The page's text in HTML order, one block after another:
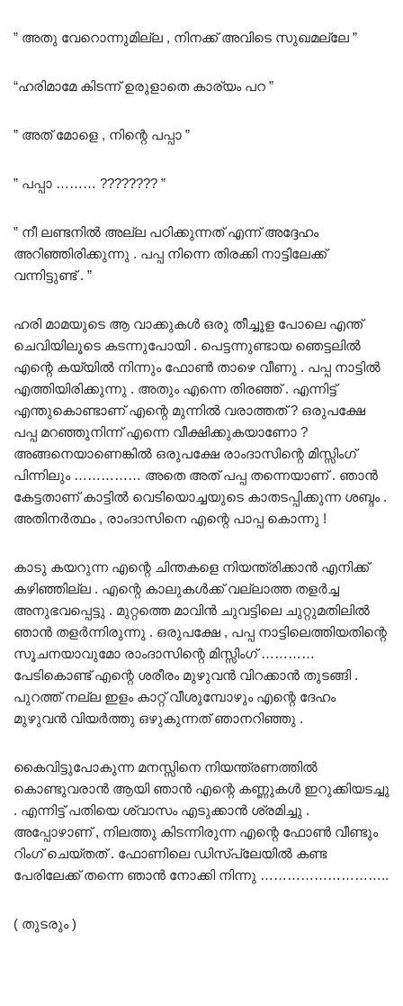
” അതു വേറൊന്നുമില്ല , നിനക്ക് അവിടെ സുഖമല്ലേ ”
“ഹരിമാമേ കിടന്ന് ഉരുളാതെ കാര്യം പറ ”
” അത് മോളെ , നിന്റെ പപ്പാ ”
” പപ്പാ ……… ???????? ”
” നീ ലണ്ടനിൽ അല്ല പഠിക്കുന്നത് എന്ന് അദ്ദേഹം
അറിഞ്ഞിരിക്കുന്നു . പപ്പ നിന്നെ തിരക്കി നാട്ടിലേക്ക്
വന്നിട്ടുണ്ട് . ”
ഹരി മാമയുടെ ആ വാക്കുകൾ ഒരു തീച്ചൂള പോലെ എന്ത്
ചെവിയിലൂടെ കടന്നുപോയി . പെട്ടന്നുണ്ടായ ഞെട്ടലിൽ
എന്റെ കയ്യിൽ നിന്നും ഫോൺ താഴെ വീണു . പപ്പ നാട്ടിൽ
എത്തിയിരിക്കുന്നു . അതും എന്നെ തിരഞ്ഞ് . എന്നിട്ട്
എന്തുകൊണ്ടാണ് എന്റെ മുന്നിൽ വരാത്തത് ? ഒരുപക്ഷേ
പപ്പ മറഞ്ഞുനിന്ന് എന്നെ വീക്ഷിക്കുകയാണോ ?
അങ്ങനെയാണെങ്കിൽ ഒരുപക്ഷേ രാംദാസിന്റെ മിസ്സിംഗ്
പിന്നിലും …………… അതെ അത് പപ്പ തന്നെയാണ് . ഞാൻ
കേട്ടതാണ് കാട്ടിൽ വെടിയൊച്ചയുടെ കാതടപ്പിക്കുന്ന ശബ്ദം .
അതിനർത്ഥം , രാംദാസിനെ എന്റെ പാപ്പ കൊന്നു !
കാടു കയറുന്ന എന്റെ ചിന്തകളെ നിയന്ത്രിക്കാൻ എനിക്ക്
കഴിഞ്ഞില്ല . എന്റെ കാലുകൾക്ക് വല്ലാത്ത തളർച്ച
അനുഭവപ്പെട്ടു . മുറ്റത്തെ മാവിൻ ചുവട്ടിലെ ചുറ്റുമതിലിൽ
ഞാൻ തളർന്നിരുന്നു . ഒരുപക്ഷേ , പപ്പ നാട്ടിലെത്തിയതിന്റെ
സൂചനയാവുമോ രാംദാസിന്റെ മിസ്സിംഗ് …………
പേടികൊണ്ട് എന്റെ ശരീരം മുഴുവൻ വിറക്കാൻ തുടങ്ങി .
പുറത്ത് നല്ല ഇളം കാറ്റ് വീശുമ്പോഴും എന്റെ ദേഹം
മുഴുവൻ വിയർത്തു ഒഴുകുന്നത് ഞാനറിഞ്ഞു .
കൈവിട്ടുപോകുന്ന മനസ്സിനെ നിയന്ത്രണത്തിൽ
കൊണ്ടുവരാൻ ആയി ഞാൻ എന്റെ കണ്ണുകൾ ഇറുക്കിയടച്ചു
. എന്നിട്ട് പതിയെ ശ്വാസം എടുക്കാൻ ശ്രമിച്ചു .
അപ്പോഴാണ് , നിലത്തു കിടന്നിരുന്ന എന്റെ ഫോൺ വീണ്ടും
റിംഗ് ചെയ്തത് . ഫോണിലെ ഡിസ്പ്ലേയിൽ കണ്ട
പേരിലേക്ക് തന്നെ ഞാൻ നോക്കി നിന്നു ………………………..
( തുടരും )